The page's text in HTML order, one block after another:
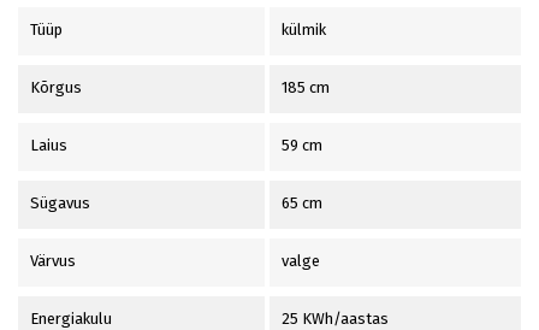
Tüüp külmik
Kõrgus 185 cm
Laius 59 cm
Sügavus 65 cm
Värvus valge
Energiakulu 25 KWh/aastas